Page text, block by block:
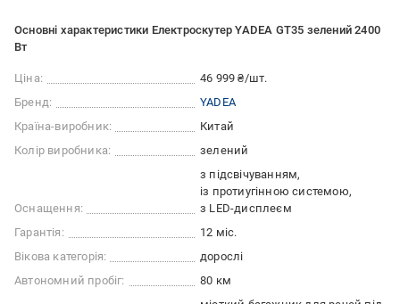
Основні характеристики Електроскутер YADEA GT35 зелений 2400
Вт
Ціна:
46 999 ₴/шт.
Бренд:
YADEA
Країна-виробник:
Китай
Колір виробника:
зелений
Оснащення:
з підсвічуванням
із протиугінною системою
з LED-дисплеєм
Гарантія:
12 міс.
Вікова категорія:
дорослі
Автономний пробіг:
80 км